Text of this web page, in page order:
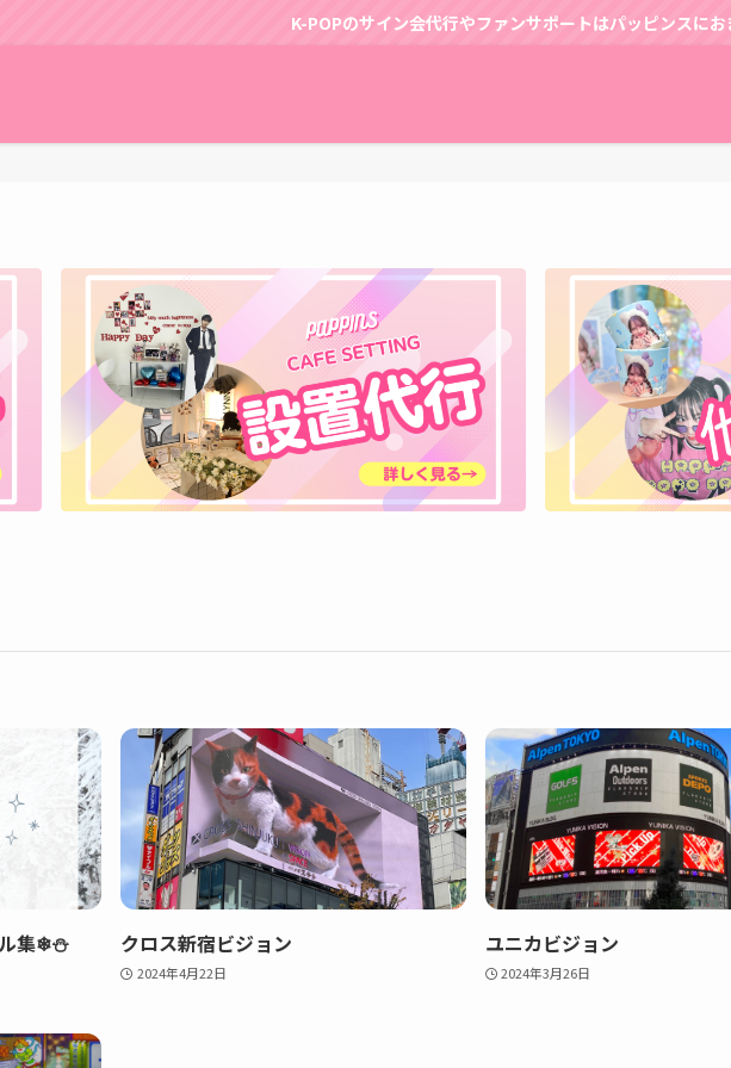
K-POPのサイン会代行やファンサポートはパッピンスにおまかせ！
集❄⛄ クロス新宿ビジョン
2024年4月22日
ユニカビジョン
2024年3月26日